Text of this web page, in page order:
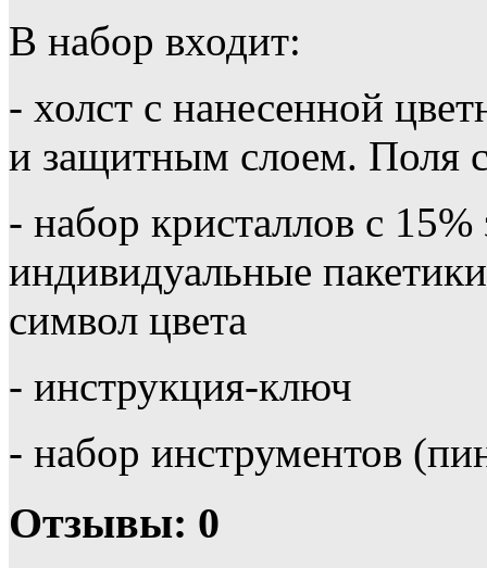
В набор входит:
- холст с нанесенной
и защитным слоем. Поля
- набор кристаллов с
индивидуальные
символ цвета
- инструкция-ключ
- набор инструментов
Отзывы: 0